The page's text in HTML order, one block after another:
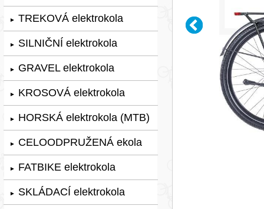
► TREKOVÁ elektrokola
► SILNIČNÍ elektrokola
► GRAVEL elektrokola
► KROSOVÁ elektrokola
► HORSKÁ elektrokola (MTB)
► CELOODPRUŽENÁ ekola
► FATBIKE elektrokola
► SKLÁDACÍ elektrokola